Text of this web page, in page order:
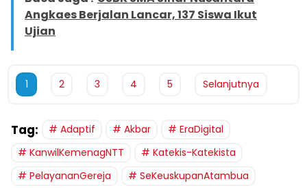
Angkaes Berjalan Lancar, 137 Siswa Ikut
Ujian
1 2 3 4 5 Selanjutnya
Tag: Adaptif Akbar
EraDigital
KanwilKemenagNTT
Katekis-Katekista
PelayananGereja
SeKeuskupanAtambua